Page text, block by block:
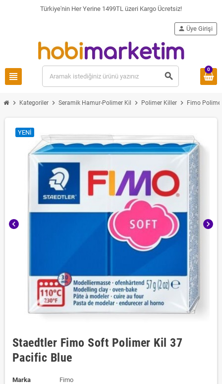
Türkiye'nin Her Yerine 1499TL üzeri Kargo Ücretsiz!
view_headline search
person Üye Girişi
0
chevron_right Kategoriler chevron_right Seramik Hamur-Polimer Kil chevron_right Polimer Killer chevron_right Fimo
chevron_left chevron_right
YENI
Staedtler Fimo Soft Polimer Kil 37
Pacific Blue
Marka
Fimo